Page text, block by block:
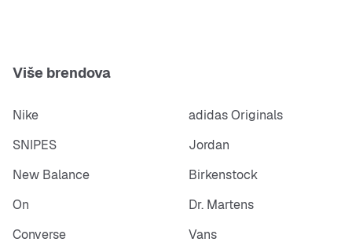
Više brendova
Nike
adidas Originals
SNIPES
Jordan
New Balance
Birkenstock
On
Dr. Martens
Converse
Vans